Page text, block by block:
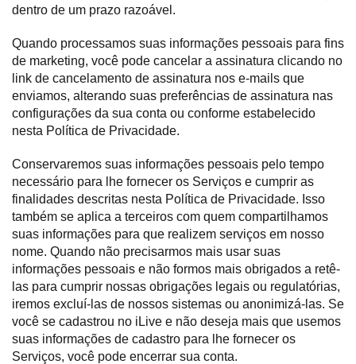
dentro de um prazo razoável.
Quando processamos suas informações pessoais para fins
de marketing, você pode cancelar a assinatura clicando no
link de cancelamento de assinatura nos e-mails que
enviamos, alterando suas preferências de assinatura nas
configurações da sua conta ou conforme estabelecido
nesta Política de Privacidade.
Conservaremos suas informações pessoais pelo tempo
necessário para lhe fornecer os Serviços e cumprir as
finalidades descritas nesta Política de Privacidade. Isso
também se aplica a terceiros com quem compartilhamos
suas informações para que realizem serviços em nosso
nome. Quando não precisarmos mais usar suas
informações pessoais e não formos mais obrigados a retê-
las para cumprir nossas obrigações legais ou regulatórias,
iremos excluí-las de nossos sistemas ou anonimizá-las. Se
você se cadastrou no iLive e não deseja mais que usemos
suas informações de cadastro para lhe fornecer os
Serviços, você pode encerrar sua conta.